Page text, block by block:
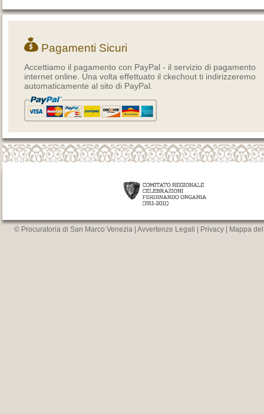
Pagamenti Sicuri
Accettiamo il pagamento con PayPal - il servizio di pagamento
internet online. Una volta effettuato il ckechout ti indirizzeremo
automaticamente al sito di PayPal.
© Procuratoria di San Marco Venezia | Avvertenze Legali Privacy Mappa